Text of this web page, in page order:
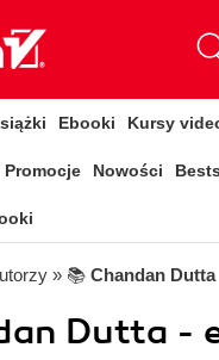
Ebooki Kursy
Promocje Nowości
» 📚 Chandan Dutta
Dutta -